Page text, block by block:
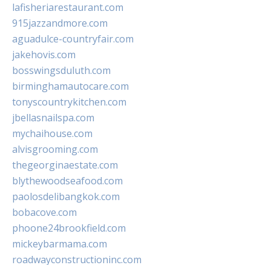
lafisheriarestaurant.com
915jazzandmore.com
aguadulce-countryfair.com
jakehovis.com
bosswingsduluth.com
birminghamautocare.com
tonyscountrykitchen.com
jbellasnailspa.com
mychaihouse.com
alvisgrooming.com
thegeorginaestate.com
blythewoodseafood.com
paolosdelibangkok.com
bobacove.com
phoone24brookfield.com
mickeybarmama.com
roadwayconstructioninc.com